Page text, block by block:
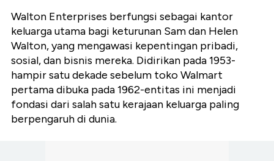
Walton Enterprises berfungsi sebagai kantor
keluarga utama bagi keturunan Sam dan Helen
Walton, yang mengawasi kepentingan pribadi,
sosial, dan bisnis mereka. Didirikan pada 1953-
hampir satu dekade sebelum toko Walmart
pertama dibuka pada 1962-entitas ini menjadi
fondasi dari salah satu kerajaan keluarga paling
berpengaruh di dunia.